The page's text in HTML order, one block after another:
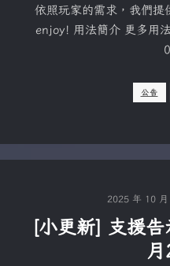
依照玩家的需求，我們提
enjoy! 用法簡介 更多用
公告
2025 年 10 月
[小更新] 支援